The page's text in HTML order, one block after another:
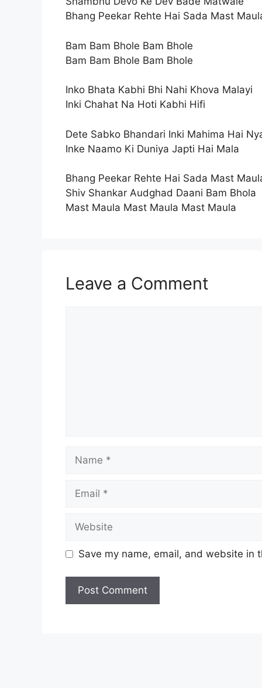
Bhang Peekar Rehte Hai Sada Mast
Bam Bam Bhole Bam Bhole
Bam Bam Bhole Bam Bhole
Inko Bhata Kabhi Bhi Nahi Khova Malayi
Inki Chahat Na Hoti Kabhi Hifi
Dete Sabko Bhandari Inki Mahima Hai
Inke Naamo Ki Duniya Japti Hai Mala
Bhang Peekar Rehte Hai Sada Mast
Shiv Shankar Audghad Daani Bam Bhola
Mast Maula Mast Maula Mast Maula
Leave a Comment
Name
Email
Website
Save my name, email, and website in